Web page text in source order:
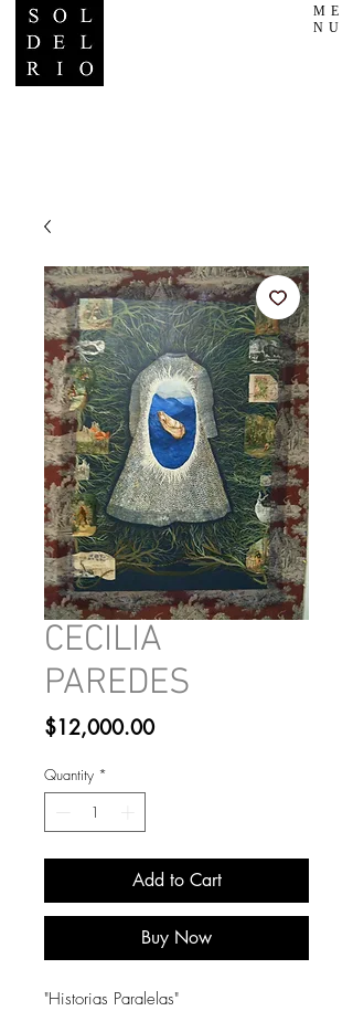
ME
NU
CECILIA
PAREDES
$12,000.00Price
Quantity *
Add to Cart
Buy Now
"Historias Paralelas"